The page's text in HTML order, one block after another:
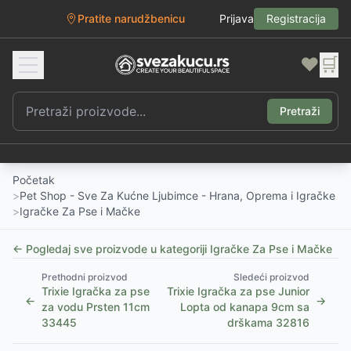
Pratite narudžbenicu Prijava Registracija
❤️ 🛒
Pretraži
Početak
>Pet Shop - Sve Za Kućne Ljubimce - Hrana, Oprema i Igračke
>Igračke Za Pse i Mačke
← Pogledaj sve proizvode u kategoriji Igračke Za Pse i Mačke
←
Prethodni proizvod
Trixie Igračka za pse
za vodu Prsten 11cm
33445
Sledeći proizvod
Trixie Igračka za pse Junior
Lopta od kanapa 9cm sa
drškama 32816
→